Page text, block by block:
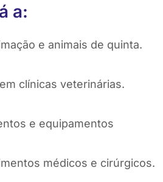
a:
e animais de quinta.
clínicas veterinárias.
e equipamentos
médicos e cirúrgicos.